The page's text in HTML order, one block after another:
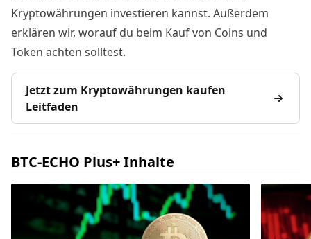
Kryptowährungen investieren kannst. Außerdem
erklären wir, worauf du beim Kauf von Coins und
Token achten solltest.
Jetzt zum Kryptowährungen kaufen
Leitfaden
BTC-ECHO Plus+ Inhalte